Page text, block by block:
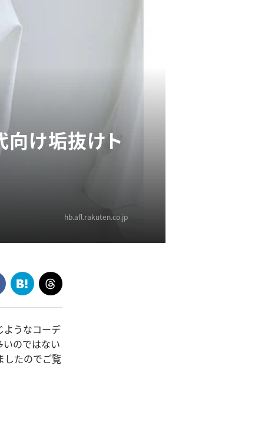
向け垢抜けト
hb.afl.rakuten.co.jp
ようなコーデ
のではない
したのでご覧